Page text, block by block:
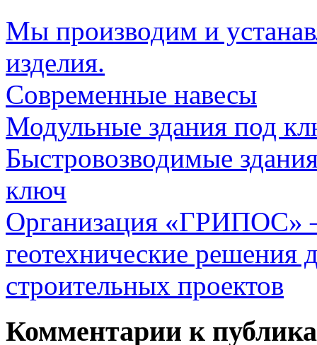
Мы производим и
изделия.
Современные навесы
Модульные здания под
Быстровозводимые
ключ
Организация «ГРИПОС»
геотехнические решения
строительных проектов
Комментарии к